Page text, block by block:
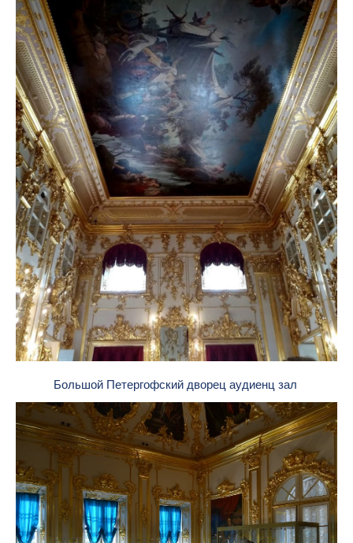
Большой Петергофский дворец аудиенц зал